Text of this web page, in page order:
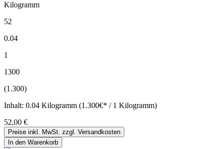
Kilogramm
52
0.04
1
1300
(1.300)
Inhalt: 0.04 Kilogramm (1.300€* / 1 Kilogramm)
52,00 €
Preise inkl. MwSt. zzgl. Versandkosten
In den Warenkorb